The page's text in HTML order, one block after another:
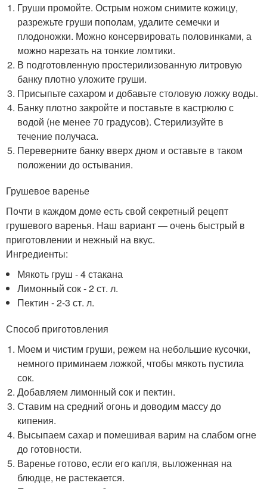
Груши промойте. Острым ножом снимите кожицу,
разрежьте груши пополам, удалите семечки и
плодоножки. Можно консервировать половинками, а
можно нарезать на тонкие ломтики.
В подготовленную простерилизованную литровую
банку плотно уложите груши.
Присыпьте сахаром и добавьте столовую ложку воды.
Банку плотно закройте и поставьте в кастрюлю с
водой (не менее 70 градусов). Стерилизуйте в
течение получаса.
Переверните банку вверх дном и оставьте в таком
положении до остывания.
Грушевое варенье
Почти в каждом доме есть свой секретный рецепт
грушевого варенья. Наш вариант — очень быстрый в
приготовлении и нежный на вкус.
Ингредиенты:
Мякоть груш - 4 стакана
Лимонный сок - 2 ст. л.
Пектин - 2-3 ст. л.
Способ приготовления
Моем и чистим груши, режем на небольшие кусочки,
немного приминаем ложкой, чтобы мякоть пустила
сок.
Добавляем лимонный сок и пектин.
Ставим на средний огонь и доводим массу до
кипения.
Высыпаем сахар и помешивая варим на слабом огне
до готовности.
Варенье готово, если его капля, выложенная на
блюдце, не растекается.